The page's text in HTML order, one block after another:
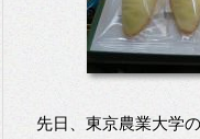
先日、東京農業大学